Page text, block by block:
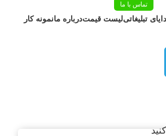
تماس با ما
تبلیغاتیلیست قیمتدرباره مانمونه کار